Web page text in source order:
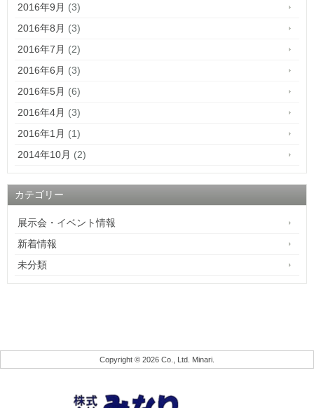
2016年9月 (3)
2016年8月 (3)
2016年7月 (2)
2016年6月 (3)
2016年5月 (6)
2016年4月 (3)
2016年1月 (1)
2014年10月 (2)
カテゴリー
展示会・イベント情報
新着情報
未分類
Copyright © 2026 Co., Ltd. Minari